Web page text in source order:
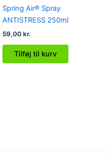
Spring Air® Spray
ANTISTRESS 250ml
59,00kr.
Tilføj til kurv